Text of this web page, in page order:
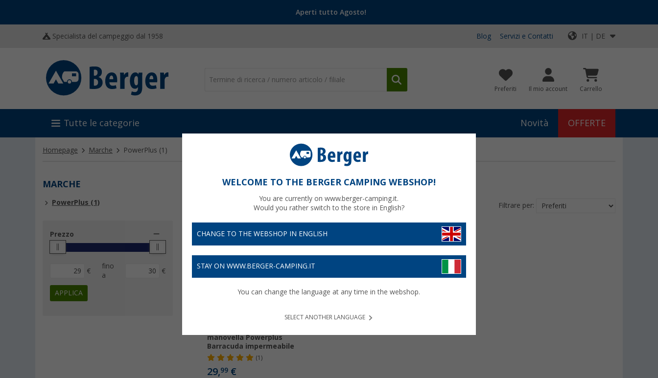
Aperti tutto Agosto!
Specialista del campeggio dal 1958 Blog Servizi e Contatti IT | DE
Preferiti Il mio account Carrello
Tutte le categorie Novità OFFERTE
Homepage Marche PowerPlus (1)
MARCHE
PowerPlus (1)
Prezzo
€
fino
a
€
APPLICA
POWERPLUS
Filtrare per:
manovella Powerplus
Barracuda impermeabile
(1)
29,99 €
WELCOME TO THE BERGER CAMPING WEBSHOP!
You are currently on www.berger-camping.it.
Would you rather switch to the store in English?
CHANGE TO THE WEBSHOP IN ENGLISH
STAY ON WWW.BERGER-CAMPING.IT
You can change the language at any time in the webshop.
SELECT ANOTHER LANGUAGE